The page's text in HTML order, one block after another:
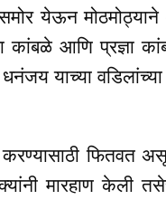
येऊन
कांबळे आणि प्रज्ञा
याच्या
करण्यासाठी फितवत
मारहाण केली